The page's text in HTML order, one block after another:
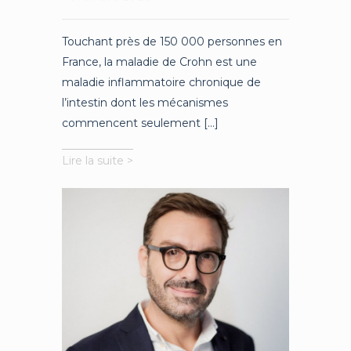
Touchant près de 150 000 personnes en
France, la maladie de Crohn est une
maladie inflammatoire chronique de
l’intestin dont les mécanismes
commencent seulement [...]
Lire la suite >
Crohn
vers
une
nouvelle
stratégie
thérapeutique